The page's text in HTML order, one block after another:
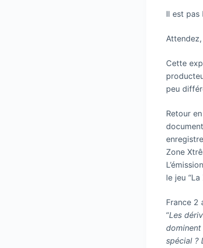
Il est pas
Cette
peu
Retour
Zone
le jeu
France 2
“Les
spécial ?